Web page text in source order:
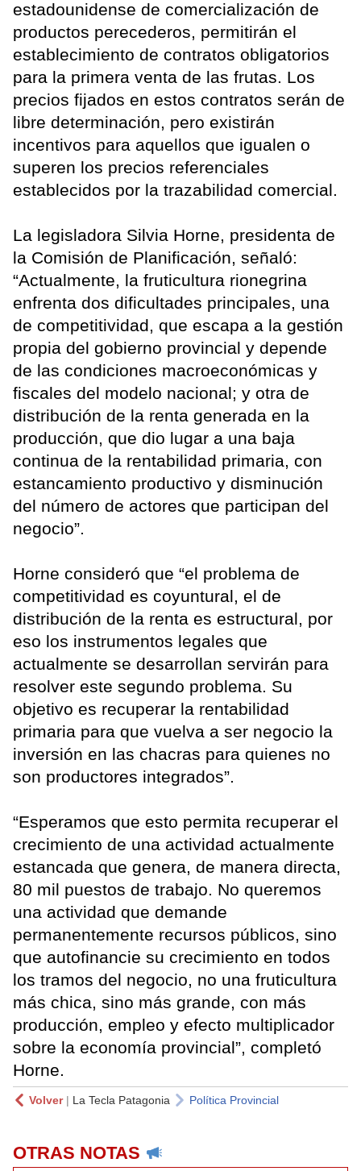
estadounidense de comercialización de
productos perecederos, permitirán el
establecimiento de contratos obligatorios
para la primera venta de las frutas. Los
precios fijados en estos contratos serán de
libre determinación, pero existirán
incentivos para aquellos que igualen o
superen los precios referenciales
establecidos por la trazabilidad comercial.
La legisladora Silvia Horne, presidenta de
la Comisión de Planificación, señaló:
“Actualmente, la fruticultura rionegrina
enfrenta dos dificultades principales, una
de competitividad, que escapa a la gestión
propia del gobierno provincial y depende
de las condiciones macroeconómicas y
fiscales del modelo nacional; y otra de
distribución de la renta generada en la
producción, que dio lugar a una baja
continua de la rentabilidad primaria, con
estancamiento productivo y disminución
del número de actores que participan del
negocio”.
Horne consideró que “el problema de
competitividad es coyuntural, el de
distribución de la renta es estructural, por
eso los instrumentos legales que
actualmente se desarrollan servirán para
resolver este segundo problema. Su
objetivo es recuperar la rentabilidad
primaria para que vuelva a ser negocio la
inversión en las chacras para quienes no
son productores integrados”.
“Esperamos que esto permita recuperar el
crecimiento de una actividad actualmente
estancada que genera, de manera directa,
80 mil puestos de trabajo. No queremos
una actividad que demande
permanentemente recursos públicos, sino
que autofinancie su crecimiento en todos
los tramos del negocio, no una fruticultura
más chica, sino más grande, con más
producción, empleo y efecto multiplicador
sobre la economía provincial”, completó
Horne.
Volver| La Tecla Patagonia Política Provincial
OTRAS NOTAS